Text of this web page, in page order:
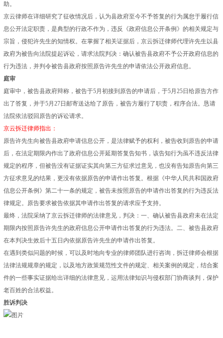
助。
京云律师在详细研究了征收情况后，认为县政府至今不予答复的行为属怠于履行信
息公开法定职责，是典型的行政不作为，违反《政府信息公开条例》的相关规定与
宗旨，侵犯许先生的知情权。在掌握了相关证据后，京云拆迁律师代理许先生以县
政府为被告向法院提起诉讼，请求法院判决：确认被告县政府不予公开政府信息的
行为违法，并判令被告县政府按照原告许先生的申请依法公开政府信息。
庭审
庭审中，被告县政府辩称，被告于5月初接到原告的申请后，于5月25日给原告方作
出了答复，并于5月27日邮寄送达给了原告，被告方履行了职责，程序合法。恳请
法院依法驳回原告的诉讼请求。
京云拆迁律师指出：
原告许先生向被告县政府申请信息公开，是法律赋予的权利，被告收到原告的申请
后，在法定期限内作出了政府信息公开延期答复告知书，该告知行为虽不违反法律
规定的程序，但被告没有证据证实其向第三方征求过意见，也没有告知原告向第三
方征求意见的结果，更没有依据原告的申请作出答复。根据《中华人民共和国政府
信息公开条例》第二十一条的规定，被告未按照原告的申请作出答复的行为违反法
律规定。原告要求被告依据其申请作出答复的请求应予支持。
最终，法院采纳了京云拆迁律师的法律意见，判决：一、确认被告县政府未在法定
期限内按照原告许先生的政府信息公开申请作出答复的行为违法。二、被告县政府
在本判决生效后十五日内依据原告许先生的申请作出答复。
在遇到类似问题的时候，可以及时地向专业的律师团队进行咨询，拆迁律师会根据
法律法规规章的规定，以及地方政策规范性文件的规定、相关案例的规定，结合案
件的一些事实证据给出详细的法律意见，运用法律知识与侵权部门协商谈判，保护
老百姓的合法权益。
胜诉判决